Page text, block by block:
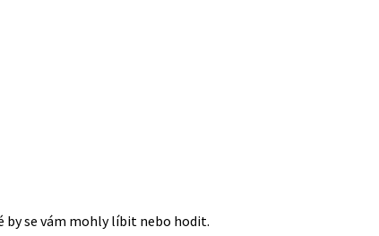
by se vám mohly líbit nebo hodit.